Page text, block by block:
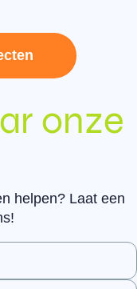
onze
helpen? Laat een